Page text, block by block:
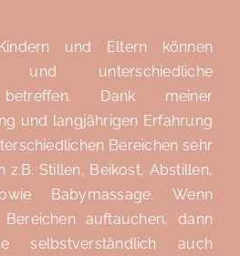
und Eltern können
unterschiedliche
betreffen. Dank meiner
und langjährigen Erfahrung
Bereichen sehr
z.B. Stillen, Beikost, Abstillen,
Babymassage. Wenn
auftauchen, dann
selbstverständlich auch